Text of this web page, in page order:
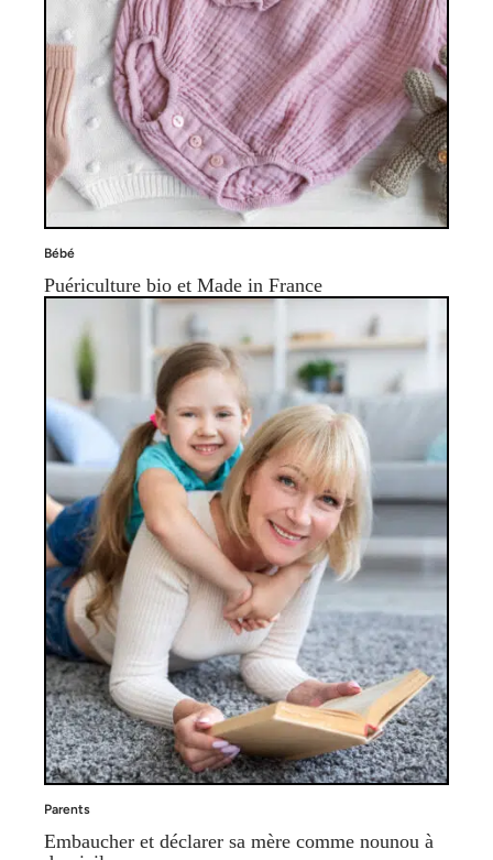
Bébé
Puériculture bio et Made in France
Parents
Embaucher et déclarer sa mère comme nounou à